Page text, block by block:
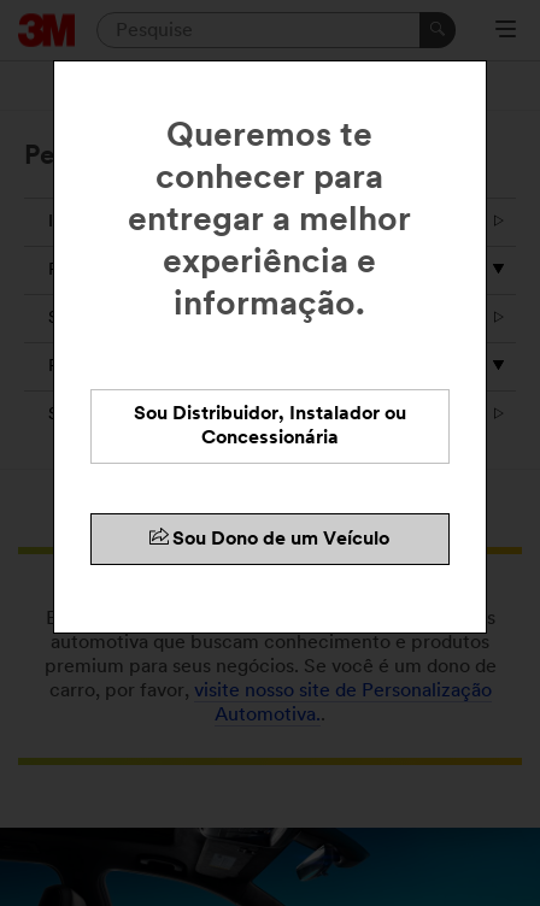
Películas para Vidros Automotivos
INÍCIO
PRODUTOS
SOLUÇÕES
RECURSOS
SUPORTE
Essa página é dedicada aos instaladores de películas
automotiva que buscam conhecimento e produtos
premium para seus negócios. Se você é um dono de
carro, por favor, visite nosso site de Personalização
Automotiva..
Queremos te
conhecer para
entregar a melhor
experiência e
informação.
Sou Distribuidor, Instalador ou
Concessionária
Sou Dono de um Veículo